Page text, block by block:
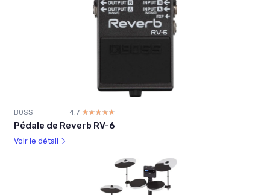
BOSS 4.7 ☆☆☆☆☆
★★★★★
Pédale de Reverb RV-6
Voir le détail